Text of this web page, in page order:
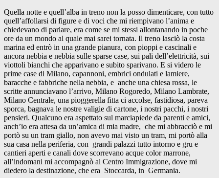
Quella notte e quell’alba in treno non la posso dimenticare, con tutto
quell’affollarsi di figure e di voci che mi riempivano l’anima e
chiedevano di parlare, era come se mi stessi allontanando in poche
ore da un mondo al quale mai sarei tornata. Il treno lasciò la costa
marina ed entrò in una grande pianura, con pioppi e cascinali e
ancora nebbia e nebbia sulle sparse case, sui pali dell’elettricità, sui
viottoli bianchi che apparivano e subito sparivano. E si videro le
prime case di Milano, capannoni, embrici ondulati e lamiere,
baracche e fabbriche nella nebbia, e anche una chiesa rossa, le
scritte annunciavano l’arrivo, Milano Rogoredo, Milano Lambrate,
Milano Centrale, una pioggerella fitta ci accolse, fastidiosa, pareva
sporca, bagnava le nostre valigie di cartone, i nostri pacchi, i nostri
pensieri. Qualcuno era aspettato sul marciapiede da parenti e amici,
anch’io era attesa da un’amica di mia madre, che mi abbracciò e mi
portò su un tram giallo, non avevo mai visto un tram, mi portò alla
sua casa nella periferia, con grandi palazzi tutto intorno e gru e
cantieri aperti e canali dove scorrevano acque color marrone,
all’indomani mi accompagnò al Centro Immigrazione, dove mi
diedero la destinazione, che era Stoccarda, in Germania.